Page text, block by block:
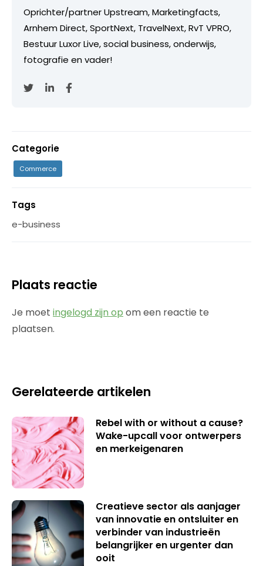
Oprichter/partner Upstream, Marketingfacts,
Arnhem Direct, SportNext, TravelNext, RvT VPRO,
Bestuur Luxor Live, social business, onderwijs,
fotografie en vader!
Categorie
Commerce
Tags
e-business
Plaats reactie
Je moet ingelogd zijn op om een reactie te
plaatsen.
Gerelateerde artikelen
Rebel with or without a cause?
Wake-upcall voor ontwerpers
en merkeigenaren
Creatieve sector als aanjager
van innovatie en ontsluiter en
verbinder van industrieën
belangrijker en urgenter dan
ooit